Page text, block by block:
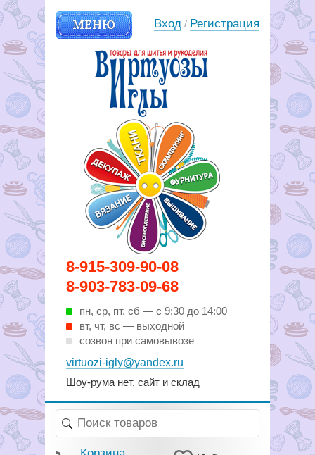
8-915-309-90-08
8-903-783-09-68
пн, ср, пт, cб — с 9:30 до 14:00
вт, чт, вс — выходной
созвон при самовывозе
virtuozi-igly@yandex.ru
Шоу-рума нет, сайт и склад
МЕНЮ
Вирутозы иглы. Товары для
шитья и рукоделья
Вход / Регистрация